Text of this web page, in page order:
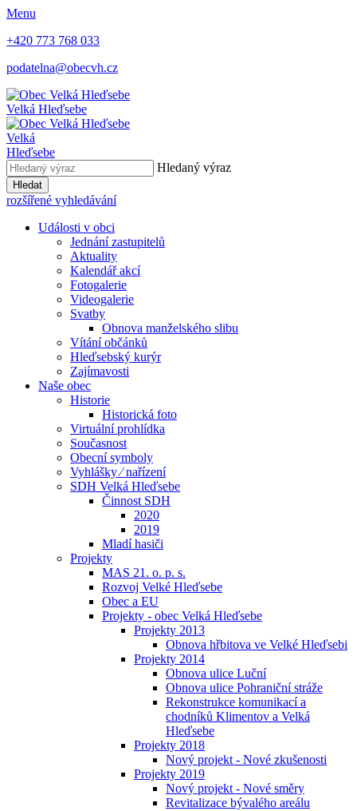
Menu
+420 773 768 033
podatelna@obecvh.cz
Velká Hleďsebe
Velká
Hleďsebe
Hledaný výraz
Hledat
rozšířené vyhledávání
Události v obci
Jednání zastupitelů
Aktuality
Kalendář akcí
Fotogalerie
Videogalerie
Svatby
Obnova manželského slibu
Vítání občánků
Hleďsebský kurýr
Zajímavosti
Naše obec
Historie
Historická foto
Virtuální prohlídka
Současnost
Obecní symboly
Vyhlášky ⁄ nařízení
SDH Velká Hleďsebe
Činnost SDH
2020
2019
Mladí hasiči
Projekty
MAS 21. o. p. s.
Rozvoj Velké Hleďsebe
Obec a EU
Projekty - obec Velká Hleďsebe
Projekty 2013
Obnova hřbitova ve Velké Hleďsebi
Projekty 2014
Obnova ulice Luční
Obnova ulice Pohraniční stráže
Rekonstrukce komunikací a
chodníků Klimentov a Velká
Hleďsebe
Projekty 2018
Nový projekt - Nové zkušenosti
Projekty 2019
Nový projekt - Nové směry
Revitalizace bývalého areálu